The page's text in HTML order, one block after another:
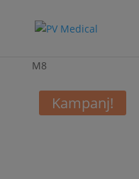
M8
Kampanj!